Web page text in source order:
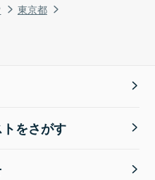
東京都
をさがす